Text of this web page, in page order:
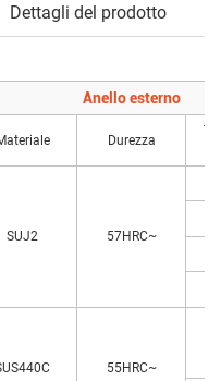
Dettagli del prodotto
Anello esterno
Durezza
SUJ2 57HRC~
55HRC~